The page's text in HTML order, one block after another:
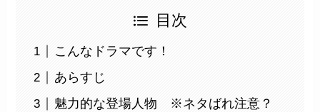
目次
こんなドラマです！
あらすじ
魅力的な登場人物 ※ネタばれ注意？